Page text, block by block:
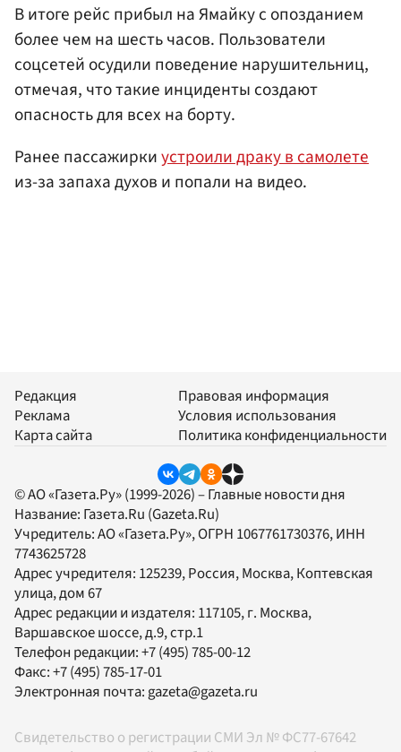
В итоге рейс прибыл на Ямайку с опозданием
более чем на шесть часов. Пользователи
соцсетей осудили поведение нарушительниц,
отмечая, что такие инциденты создают
опасность для всех на борту.
Ранее пассажиркиустроили драку в самолете
из-за запаха духов и попали на видео.
Редакция
Реклама
Карта сайта
Правовая информация
Условия использования
Политика конфиденциальности
© АО «Газета.Ру» (1999-2026) – Главные новости дня
Название: Газета.Ru (Gazeta.Ru)
Учредитель:АО «Газета.Ру», ОГРН 1067761730376, ИНН
7743625728
Адрес учредителя: 125239, Россия, Москва, Коптевская
улица, дом 67
Адрес редакции и издателя: 117105, г. Москва,
Варшавское шоссе, д.9, стр.1
Телефон редакции:+7 (495) 785-00-12
Факс:+7 (495) 785-17-01
Электронная почта:gazeta@gazeta.ru
Свидетельство о регистрации СМИ Эл № ФС77-67642